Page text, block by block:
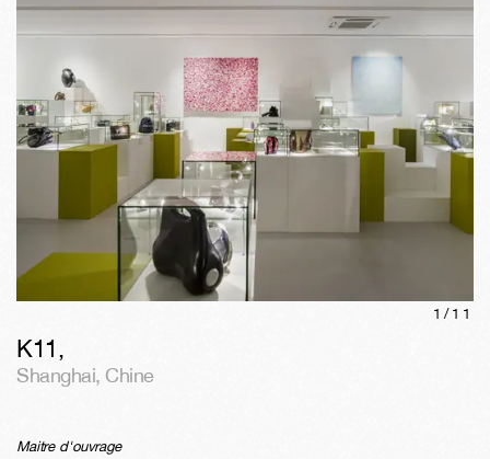
1/ 11
K11,
Shanghai, Chine
Maitre d'ouvrage